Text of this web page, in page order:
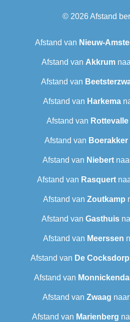
© 2026Afstand
Afstand van Nieuw-
Afstand van Akkrum
Afstand van
Afstand van Harkema
Afstand van Rottevalle
Afstand van Boerakker
Afstand van Niebert
Afstand van Rasquert
Afstand van Zoutkamp
Afstand van Gasthuis
Afstand van Meerssen
Afstand van De Cocksdorp
Afstand van
Afstand van Zwaag naar
Afstand van Marienberg